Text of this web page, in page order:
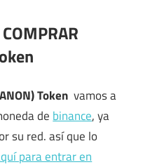
Token vamos a
debinance, ya
su red. así que lo
para entrar en